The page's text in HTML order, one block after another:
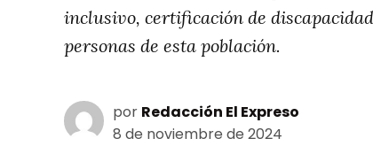
inclusivo, certificación de
personas de esta población.
por Redacción El Expreso
8 de noviembre de 2024